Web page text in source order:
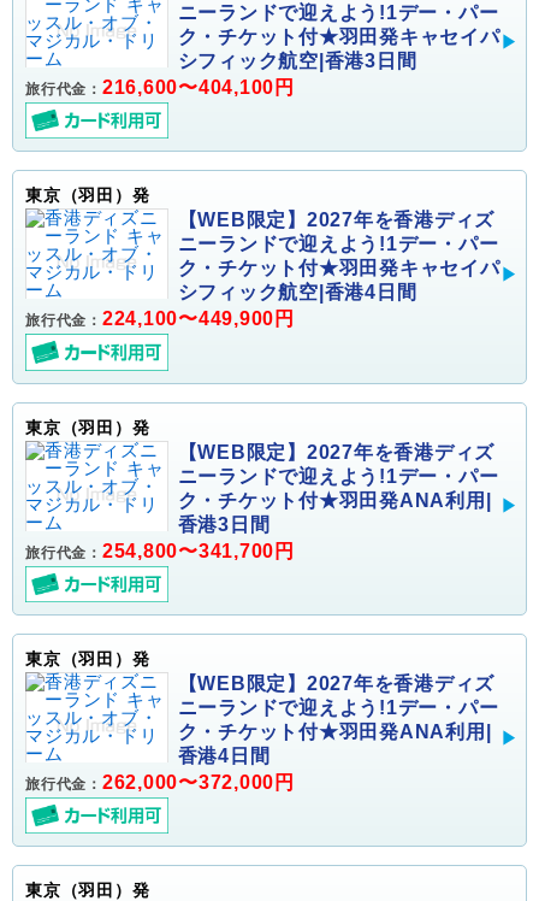
ニーランドで迎えよう!1デー・パー
ク・チケット付★羽田発キャセイパ
シフィック航空|香港3日間
旅行代金： 216,600〜404,100円
東京（羽田）発
【WEB限定】2027年を香港ディズ
ニーランドで迎えよう!1デー・パー
ク・チケット付★羽田発キャセイパ
シフィック航空|香港4日間
旅行代金： 224,100〜449,900円
東京（羽田）発
【WEB限定】2027年を香港ディズ
ニーランドで迎えよう!1デー・パー
ク・チケット付★羽田発ANA利用|
香港3日間
旅行代金： 254,800〜341,700円
東京（羽田）発
【WEB限定】2027年を香港ディズ
ニーランドで迎えよう!1デー・パー
ク・チケット付★羽田発ANA利用|
香港4日間
旅行代金： 262,000〜372,000円
東京（羽田）発